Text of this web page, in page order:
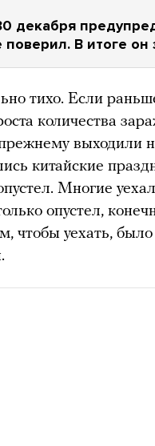
декабря
В итоге он
тихо. Если
количества
выходили
китайские
Многие
опустел,
чтобы уехать,